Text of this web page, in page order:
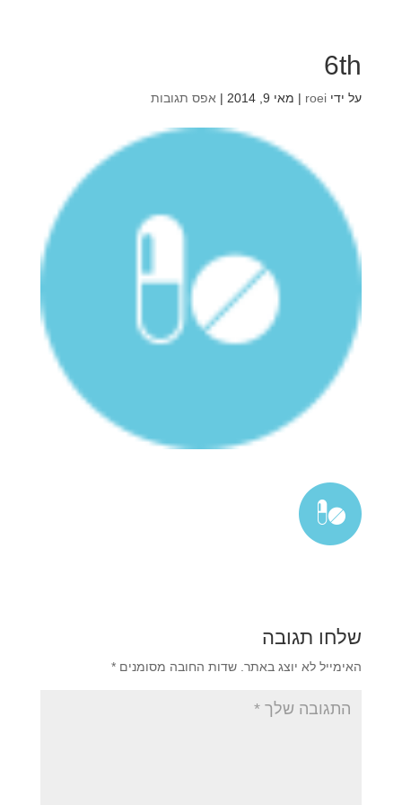
6th
על ידי roei
| מאי 9, 2014 | אפס תגובות
שלחו תגובה
האימייל לא יוצג באתר. שדות החובה מסומנים *